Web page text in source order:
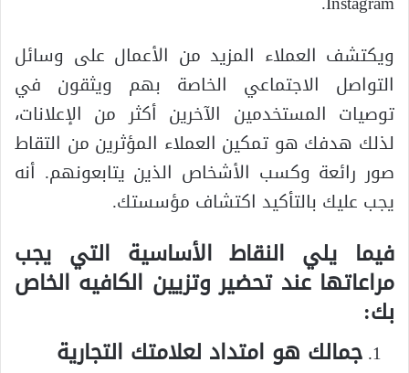
ويكتشف العملاء المزيد من الأعمال على وسائل
التواصل الاجتماعي الخاصة بهم ويثقون في
توصيات المستخدمين الآخرين أكثر من الإعلانات،
لذلك هدفك هو تمكين العملاء المؤثرين من التقاط
صور رائعة وكسب الأشخاص الذين يتابعونهم. أنه
يجب عليك بالتأكيد اكتشاف مؤسستك.
فيما يلي النقاط الأساسية التي يجب
مراعاتها عند تحضير وتزيين الكافيه الخاص
بك:
جمالك هو امتداد لعلامتك التجارية